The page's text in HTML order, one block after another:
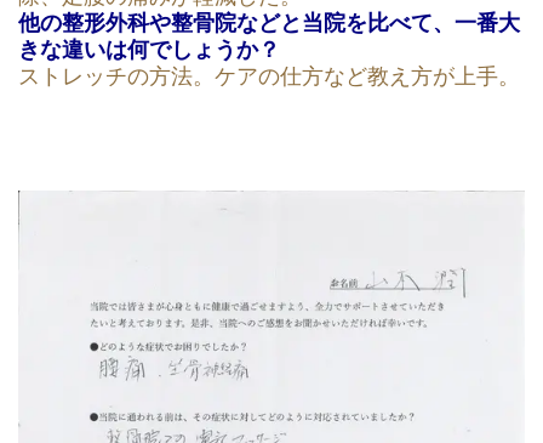
他の整形外科や整骨院などと当院を比べて、一番大
きな違いは何でしょうか？
ストレッチの方法。ケアの仕方など教え方が上手。